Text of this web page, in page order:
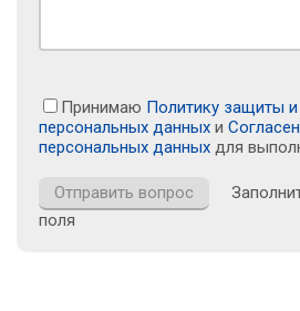
Принимаю Политику защиты
персональных данных и
персональных данных для
поля